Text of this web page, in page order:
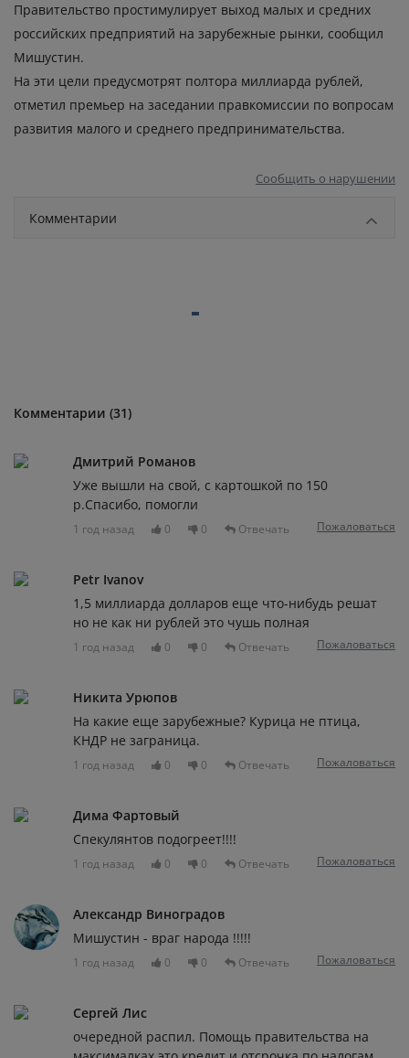
Правительство простимулирует выход малых и средних
российских предприятий на зарубежные рынки, сообщил
Мишустин.
На эти цели предусмотрят полтора миллиарда рублей,
отметил премьер на заседании правкомиссии по вопросам
развития малого и среднего предпринимательства.
Сообщить о нарушении
Комментарии
Комментарии (31)
Дмитрий Романов
Уже вышли на свой, с картошкой по 150
р.Спасибо, помогли
1 год назад 0 0 Отвечать Пожаловаться
Petr Ivanov
1,5 миллиарда долларов еще что-нибудь решат
но не как ни рублей это чушь полная
1 год назад 0 0 Отвечать Пожаловаться
Никита Урюпов
На какие еще зарубежные? Курица не птица,
КНДР не заграница.
1 год назад 0 0 Отвечать Пожаловаться
Дима Фартовый
Спекулянтов подогреет!!!!
1 год назад 0 0 Отвечать Пожаловаться
Александр Виноградов
Мишустин - враг народа !!!!!
1 год назад 0 0 Отвечать Пожаловаться
Сергей Лис
очередной распил. Помощь правительства на